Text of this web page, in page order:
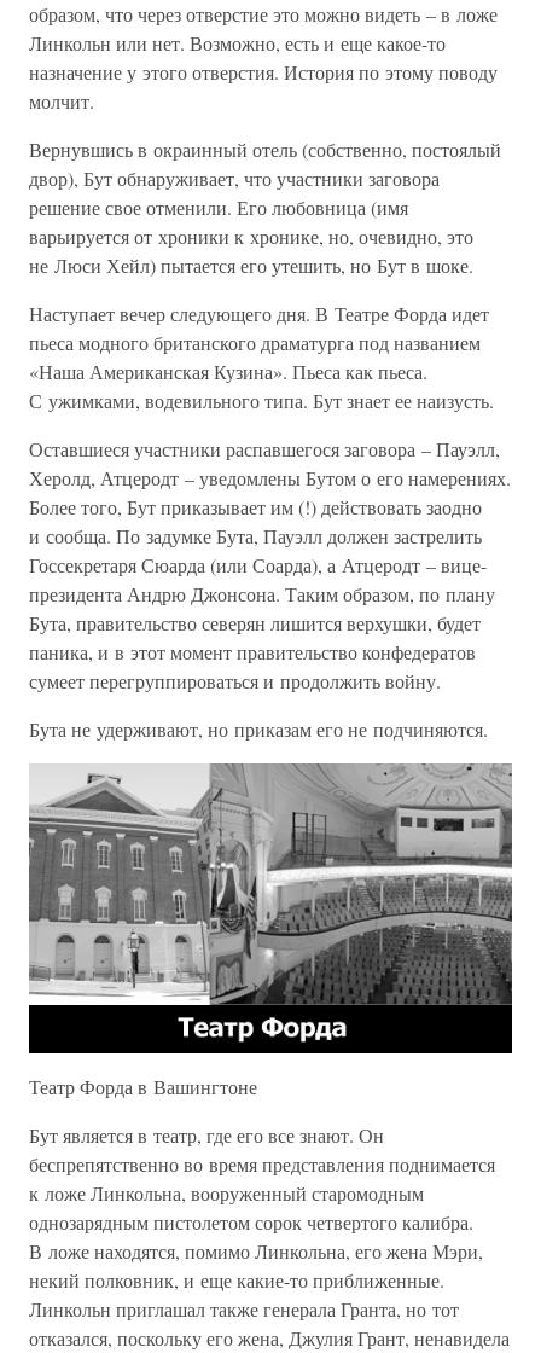
образом, что через отверстие это можно видеть – в ложе
Линкольн или нет. Возможно, есть и еще какое-то
назначение у этого отверстия. История по этому поводу
молчит.
Вернувшись в окраинный отель (собственно, постоялый
двор), Бут обнаруживает, что участники заговора
решение свое отменили. Его любовница (имя
варьируется от хроники к хронике, но, очевидно, это
не Люси Хейл) пытается его утешить, но Бут в шоке.
Наступает вечер следующего дня. В Театре Форда идет
пьеса модного британского драматурга под названием
«Наша Американская Кузина». Пьеса как пьеса.
С ужимками, водевильного типа. Бут знает ее наизусть.
Оставшиеся участники распавшегося заговора – Пауэлл,
Херолд, Атцеродт – уведомлены Бутом о его намерениях.
Более того, Бут приказывает им (!) действовать заодно
и сообща. По задумке Бута, Пауэлл должен застрелить
Госсекретаря Сюарда (или Соарда), а Атцеродт – вице-
президента Андрю Джонсона. Таким образом, по плану
Бута, правительство северян лишится верхушки, будет
паника, и в этот момент правительство конфедератов
сумеет перегруппироваться и продолжить войну.
Бута не удерживают, но приказам его не подчиняются.
Театр Форда в Вашингтоне
Бут является в театр, где его все знают. Он
беспрепятственно во время представления поднимается
к ложе Линкольна, вооруженный старомодным
однозарядным пистолетом сорок четвертого калибра.
В ложе находятся, помимо Линкольна, его жена Мэри,
некий полковник, и еще какие-то приближенные.
Линкольн приглашал также генерала Гранта, но тот
отказался, поскольку его жена, Джулия Грант, ненавидела